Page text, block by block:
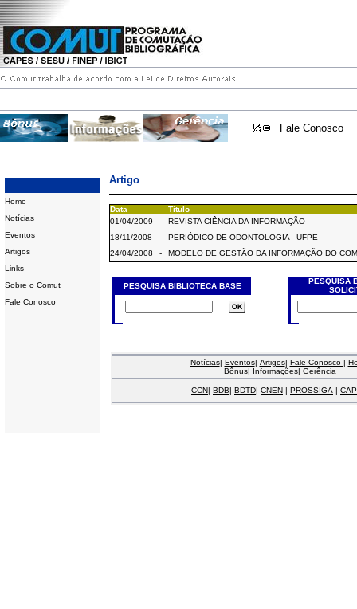
Fale Conosco
Home
Notícias
Eventos
Artigos
Links
Sobre o Comut
Fale Conosco
Artigo
Data
Título
01/04/2009
-
REVISTA CIÊNCIA DA INFORMAÇÃO
18/11/2008
-
PERIÓDICO DE ODONTOLOGIA - UFPE
24/04/2008
- MODELO DE GESTÃO DA INFORMAÇÃO DO
PESQUISA BIBLIOTECA BASE
PESQUISA
Notícias| Eventos| Artigos| Fale Conosco |
Bônus| Informações| Gerência
CCN| BDB| BDTD| CNEN | PROSSIGA |